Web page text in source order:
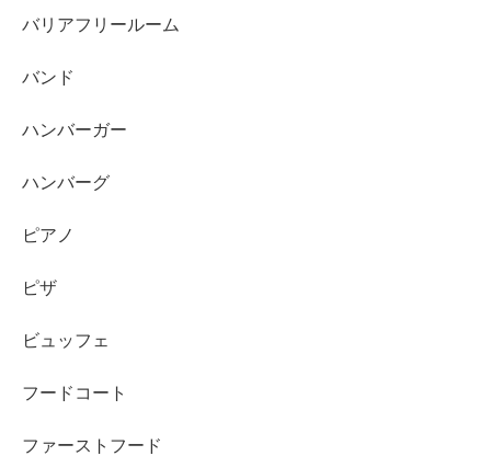
バリアフリールーム
バンド
ハンバーガー
ハンバーグ
ピアノ
ピザ
ビュッフェ
フードコート
ファーストフード